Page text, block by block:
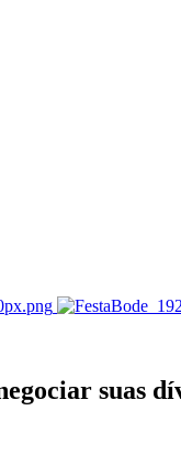
suas